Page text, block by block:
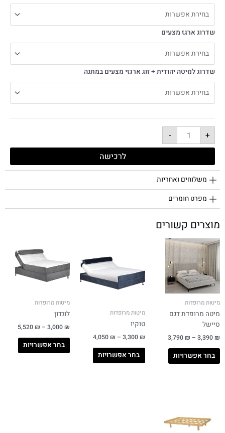
שדרוג ארגז מצעים
שדרוג למיטה יהודית + זוג ארגזי מצעים במתנה
-
+
לרכישה
משלוחים ואחריות
מפרט חומרים
מוצרים קשורים
מיטות מרופדות
מיטה מרופדת דגם
סיישל
3,390₪
–
3,790₪
בחר אפשרויות
מיטות מרופדות
טוקיו
3,300₪
–
4,050₪
בחר אפשרויות
מיטות מרופדות
לונדון
3,000₪
–
5,520₪
בחר אפשרויות